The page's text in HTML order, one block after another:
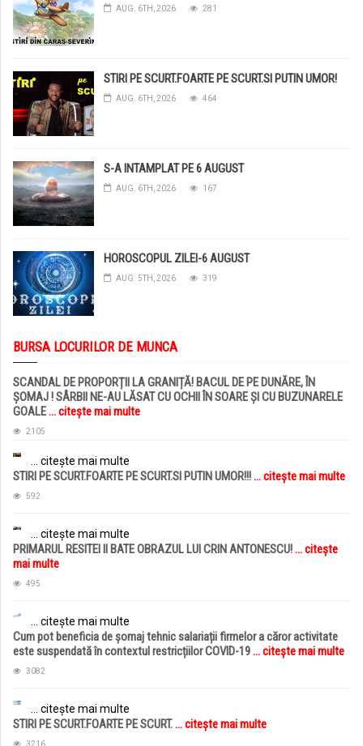
AUG. 6TH, 2026 281
STIRI PE SCURT.FOARTE PE SCURT.SI PUTIN UMOR!
AUG. 6TH, 2026 464
S-A INTAMPLAT PE 6 AUGUST
AUG. 6TH, 2026 167
HOROSCOPUL ZILEI-6 AUGUST
AUG. 5TH, 2026 319
BURSA LOCURILOR DE MUNCA
SCANDAL DE PROPORȚII LA GRANIȚĂ! BACUL DE PE DUNĂRE, ÎN
ȘOMAJ ! SÂRBII NE-AU LĂSAT CU OCHII ÎN SOARE ȘI CU BUZUNARELE
GOALE... citește mai multe
2105
... citește mai multe
STIRI PE SCURT.FOARTE PE SCURT.SI PUTIN UMOR!!!... citește mai multe
592
... citește mai multe
PRIMARUL RESITEI II BATE OBRAZUL LUI CRIN ANTONESCU!... citește
mai multe
495
... citește mai multe
Cum pot beneficia de șomaj tehnic salariații firmelor a căror activitate
este suspendată în contextul restricțiilor COVID-19... citește mai multe
3082
... citește mai multe
STIRI PE SCURT.FOARTE PE SCURT.... citește mai multe
3216